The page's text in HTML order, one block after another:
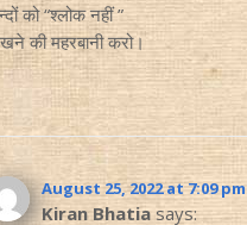
को “श्लोक नहीं ”
की महरबानी करो।
August 25, 2022 at 7:09 pm
Kiran Bhatia says: